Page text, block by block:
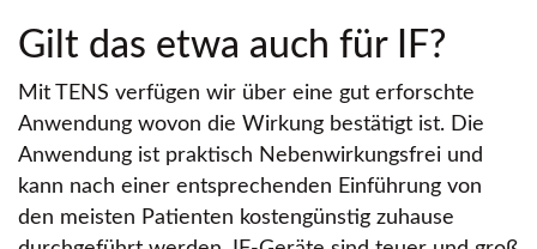
Gilt das etwa auch für IF?
Mit TENS verfügen wir über eine gut erforschte
Anwendung wovon die Wirkung bestätigt ist. Die
Anwendung ist praktisch Nebenwirkungsfrei und
kann nach einer entsprechenden Einführung von
den meisten Patienten kostengünstig zuhause